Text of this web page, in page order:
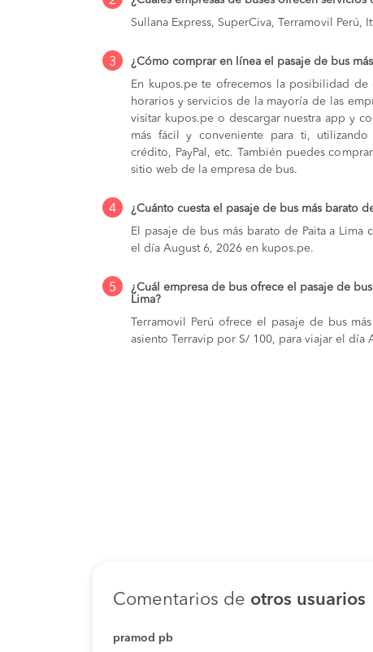
Sullana Express, SuperCiva, Terramovil Perú,
3
¿Cómo comprar en línea el pasaje de bus
En kupos.pe te ofrecemos la posibilidad
horarios y servicios de la mayoría de las
visitar kupos.pe o descargar nuestra app y
más fácil y conveniente para ti,
crédito, PayPal, etc. También puedes
sitio web de la empresa de bus.
4
¿Cuánto cuesta el pasaje de bus más barato
El pasaje de bus más barato de Paita a Lima
el día August 6, 2026 en kupos.pe.
5
¿Cuál empresa de bus ofrece el pasaje de
Lima?
Terramovil Perú ofrece el pasaje de bus
asiento Terravip por S/ 100, para viajar el día
Comentarios de otros usuarios
pramod pb